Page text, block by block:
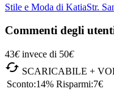
Stile e Moda di KatiaStr.
Commenti degli
43€ invece di 50€
 SCARICABILE +
Sconto:14% Risparmi:7€